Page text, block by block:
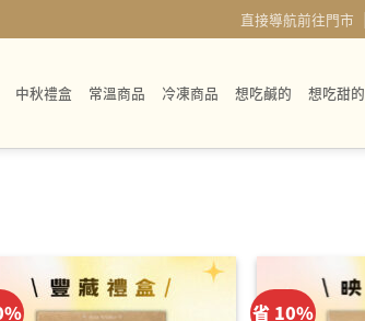
直接導航前往門市
中秋禮盒 常溫商品 冷凍商品 想吃鹹的 想吃甜的
省 10%